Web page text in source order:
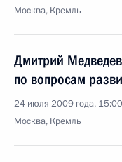
Москва, Кремль
Дмитрий
по вопросам
24 июля 2009 года, 15:00
Москва, Кремль